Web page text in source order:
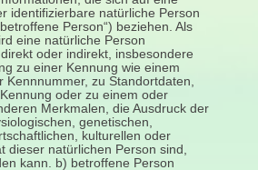
identifizierbare natürliche Person
Person“) beziehen. Als
eine natürliche Person
oder indirekt, insbesondere
zu einer Kennung wie einem
Kennnummer, zu Standortdaten,
oder zu einem oder
Merkmalen, die Ausdruck der
genetischen,
kulturellen oder
dieser natürlichen Person sind,
kann. b) betroffene Person